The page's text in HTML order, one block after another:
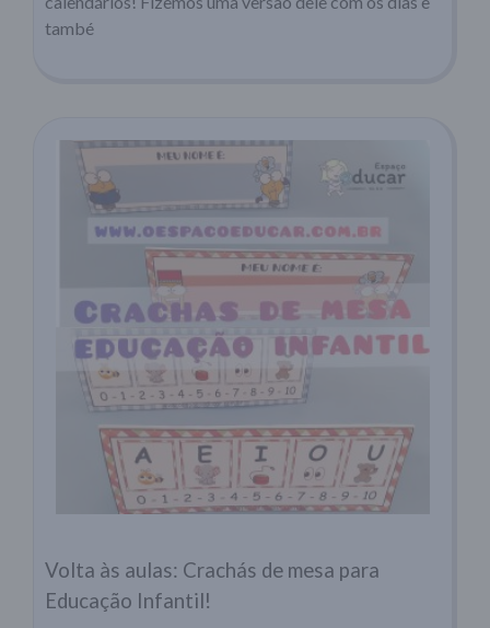
també
Volta às aulas: Crachás de mesa para
Educação Infantil!